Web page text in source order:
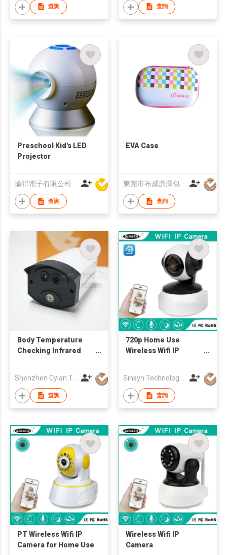
查詢 查詢
Preschool Kid's LED
Projector
瑜得電子有限公司
查詢
EVA Case
東莞市布威廉澤包裝有限公司
查詢
Body Temperature
Checking Infrared
Shenzhen Cylan Technology Co., Ltd.
查詢
720p Home Use
Wireless Wifi IP
Sinsyn Technology (Hk) Co., Limited
查詢
PT Wireless Wifi IP
Camera for Home Use
Wireless Wifi IP
Camera